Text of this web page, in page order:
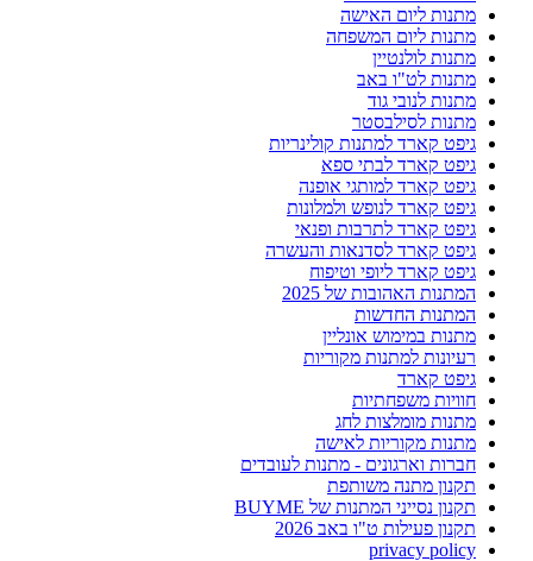
מתנות ליום האישה
מתנות ליום המשפחה
מתנות לולנטיין
מתנות לט"ו באב
מתנות לנובי גוד
מתנות לסילבסטר
גיפט קארד למתנות קולינריות
גיפט קארד לבתי ספא
גיפט קארד למותגי אופנה
גיפט קארד לנופש ולמלונות
גיפט קארד לתרבות ופנאי
גיפט קארד לסדנאות והעשרה
גיפט קארד ליופי וטיפוח
המתנות האהובות של 2025
המתנות החדשות
מתנות במימוש אונליין
רעיונות למתנות מקוריות
גיפט קארד
חוויות משפחתיות
מתנות מומלצות לחג
מתנות מקוריות לאישה
חברות וארגונים - מתנות לעובדים
תקנון מתנה משותפת
תקנון נסייני המתנות של BUYME
תקנון פעילות ט"ו באב 2026
privacy policy